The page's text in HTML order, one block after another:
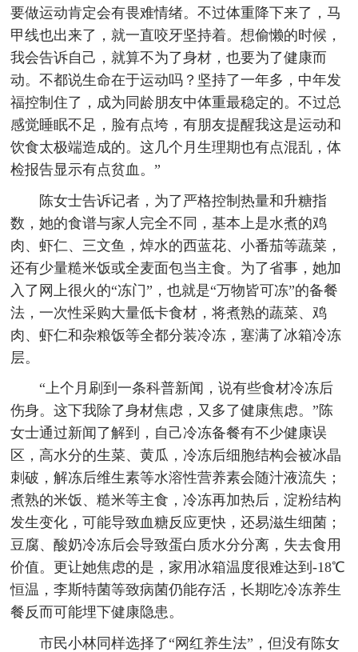
要做运动肯定会有畏难情绪。不过体重降下来了，马
甲线也出来了，就一直咬牙坚持着。想偷懒的时候，
我会告诉自己，就算不为了身材，也要为了健康而
动。不都说生命在于运动吗？坚持了一年多，中年发
福控制住了，成为同龄朋友中体重最稳定的。不过总
感觉睡眠不足，脸有点垮，有朋友提醒我这是运动和
饮食太极端造成的。这几个月生理期也有点混乱，体
检报告显示有点贫血。”
陈女士告诉记者，为了严格控制热量和升糖指
数，她的食谱与家人完全不同，基本上是水煮的鸡
肉、虾仁、三文鱼，焯水的西蓝花、小番茄等蔬菜，
还有少量糙米饭或全麦面包当主食。为了省事，她加
入了网上很火的“冻门”，也就是“万物皆可冻”的备餐
法，一次性采购大量低卡食材，将煮熟的蔬菜、鸡
肉、虾仁和杂粮饭等全都分装冷冻，塞满了冰箱冷冻
层。
“上个月刷到一条科普新闻，说有些食材冷冻后
伤身。这下我除了身材焦虑，又多了健康焦虑。”陈
女士通过新闻了解到，自己冷冻备餐有不少健康误
区，高水分的生菜、黄瓜，冷冻后细胞结构会被冰晶
刺破，解冻后维生素等水溶性营养素会随汁液流失；
煮熟的米饭、糙米等主食，冷冻再加热后，淀粉结构
发生变化，可能导致血糖反应更快，还易滋生细菌；
豆腐、酸奶冷冻后会导致蛋白质水分分离，失去食用
价值。更让她焦虑的是，家用冰箱温度很难达到-18℃
恒温，李斯特菌等致病菌仍能存活，长期吃冷冻养生
餐反而可能埋下健康隐患。
市民小林同样选择了“网红养生法”，但没有陈女